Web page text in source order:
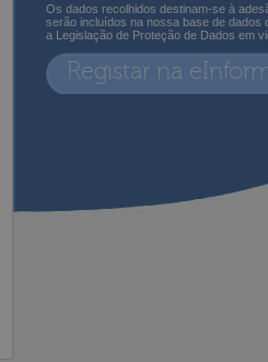
Os dados recolhidos destinam-se à
serão incluídos na nossa base de dados
a Legislação de Proteção de Dados em
Registar na